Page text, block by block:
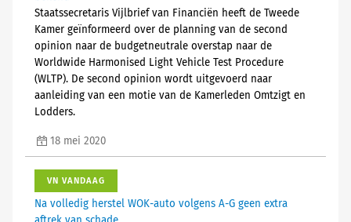
Staatssecretaris Vijlbrief van Financiën heeft de Tweede
Kamer geïnformeerd over de planning van de second
opinion naar de budgetneutrale overstap naar de
Worldwide Harmonised Light Vehicle Test Procedure
(WLTP). De second opinion wordt uitgevoerd naar
aanleiding van een motie van de Kamerleden Omtzigt en
Lodders.
18 mei 2020
VN VANDAAG
Na volledig herstel WOK-auto volgens A-G geen extra